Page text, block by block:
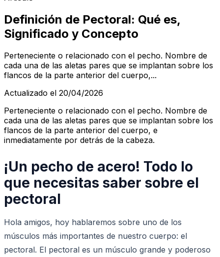
Definición de Pectoral: Qué es,
Significado y Concepto
Perteneciente o relacionado con el pecho. Nombre de
cada una de las aletas pares que se implantan sobre los
flancos de la parte anterior del cuerpo,...
Actualizado el 20/04/2026
Perteneciente o relacionado con el pecho. Nombre de
cada una de las aletas pares que se implantan sobre los
flancos de la parte anterior del cuerpo, e
inmediatamente por detrás de la cabeza.
¡Un pecho de acero! Todo lo
que necesitas saber sobre el
pectoral
Hola amigos, hoy hablaremos sobre uno de los
músculos más importantes de nuestro cuerpo: el
pectoral. El pectoral es un músculo grande y poderoso